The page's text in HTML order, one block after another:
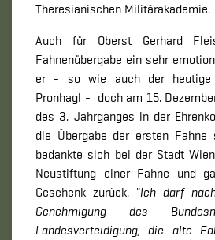
Theresianischen Militärakademie.
Auch für Oberst Gerhard
Fahnenübergabe ein sehr
er - so wie auch der heutige
Pronhagl - doch am 15.
des 3. Jahrganges in der
die Übergabe der ersten Fahne
bedankte sich bei der Stadt
Neustiftung einer Fahne und
Geschenk zurück. "Ich darf
Genehmigung des
Landesverteidigung, die alte